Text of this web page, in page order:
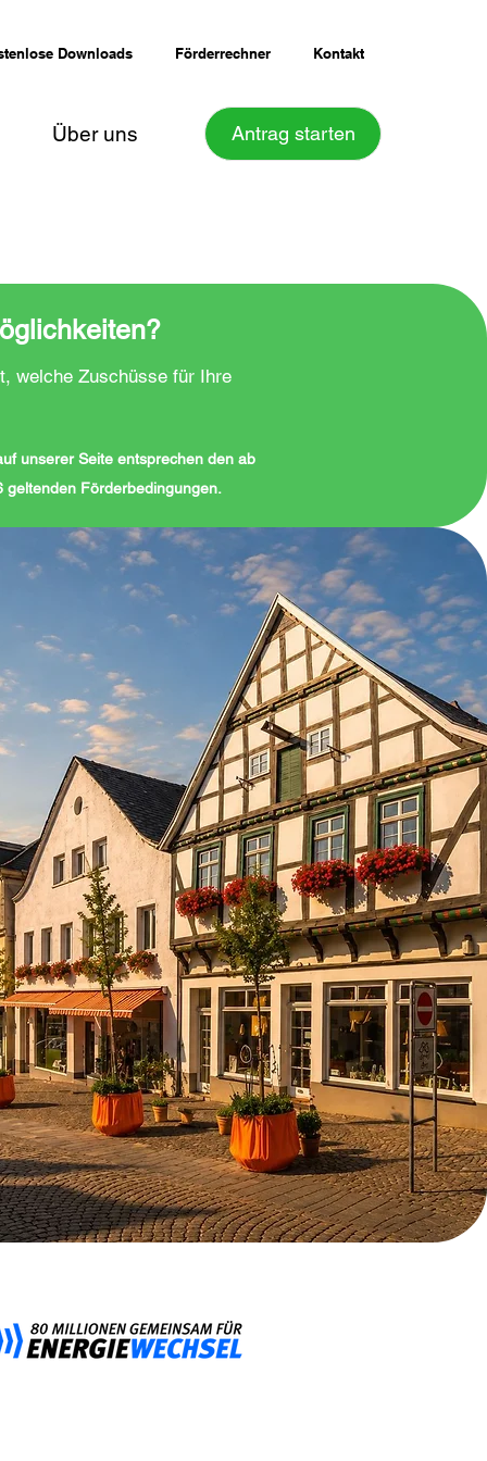
Downloads Förderrechner Kontakt
Über uns Antrag starten
welche Zuschüsse für Ihre
unserer Seite entsprechen den ab
geltenden Förderbedingungen.